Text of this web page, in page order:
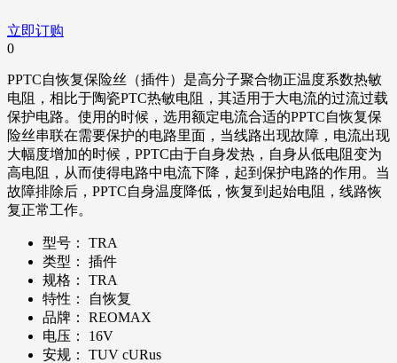
立即订购
0
PPTC自恢复保险丝（插件）是高分子聚合物正温度系数热敏
电阻，相比于陶瓷PTC热敏电阻，其适用于大电流的过流过载
保护电路。使用的时候，选用额定电流合适的PPTC自恢复保
险丝串联在需要保护的电路里面，当线路出现故障，电流出现
大幅度增加的时候，PPTC由于自身发热，自身从低电阻变为
高电阻，从而使得电路中电流下降，起到保护电路的作用。当
故障排除后，PPTC自身温度降低，恢复到起始电阻，线路恢
复正常工作。
型号：
TRA
类型：
插件
规格：
TRA
特性：
自恢复
品牌：
REOMAX
电压：
16V
安规：
TUV cURus